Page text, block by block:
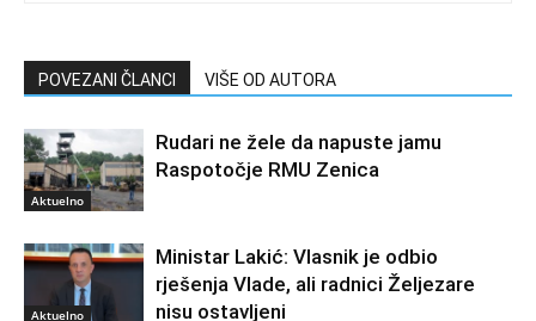
POVEZANI ČLANCI VIŠE OD AUTORA
Aktuelno
Rudari ne žele da napuste jamu
Raspotočje RMU Zenica
Aktuelno
Ministar Lakić: Vlasnik je odbio
rješenja Vlade, ali radnici Željezare
nisu ostavljeni